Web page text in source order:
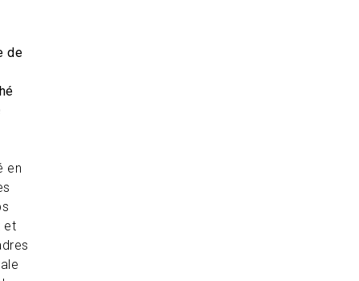
de
en
et